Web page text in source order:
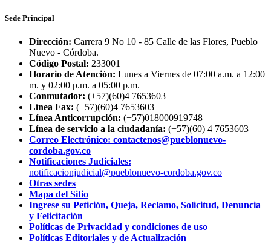
Sede Principal
Dirección: Carrera 9 No 10 - 85 Calle de las Flores, Pueblo
Nuevo - Córdoba.
Código Postal: 233001
Horario de Atención: Lunes a Viernes de 07:00 a.m. a 12:00
m. y 02:00 p.m. a 05:00 p.m.
Conmutador: (+57)(60)4 7653603
Línea Fax: (+57)(60)4 7653603
Línea Anticorrupción: (+57)018000919748
Línea de servicio a la ciudadanía: (+57)(60) 4 7653603
Correo Electrónico: contactenos@pueblonuevo-
cordoba.gov.co
Notificaciones Judiciales:
notificacionjudicial@pueblonuevo-cordoba.gov.co
Otras sedes
Mapa del Sitio
Ingrese su Petición, Queja, Reclamo, Solicitud, Denuncia
y Felicitación
Políticas de Privacidad y condiciones de uso
Políticas Editoriales y de Actualización